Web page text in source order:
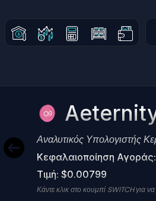
Αναλυτικός Υπολογιστής
Κεφαλαιοποίηση
Τιμή: $0.00799
Κάντε κλικ στο κουμπί SWITCH για